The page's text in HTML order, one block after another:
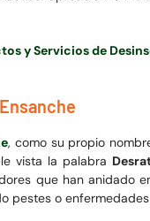
y Servicios de
, como su propio
vista la palabra
que han anidado
pestes o